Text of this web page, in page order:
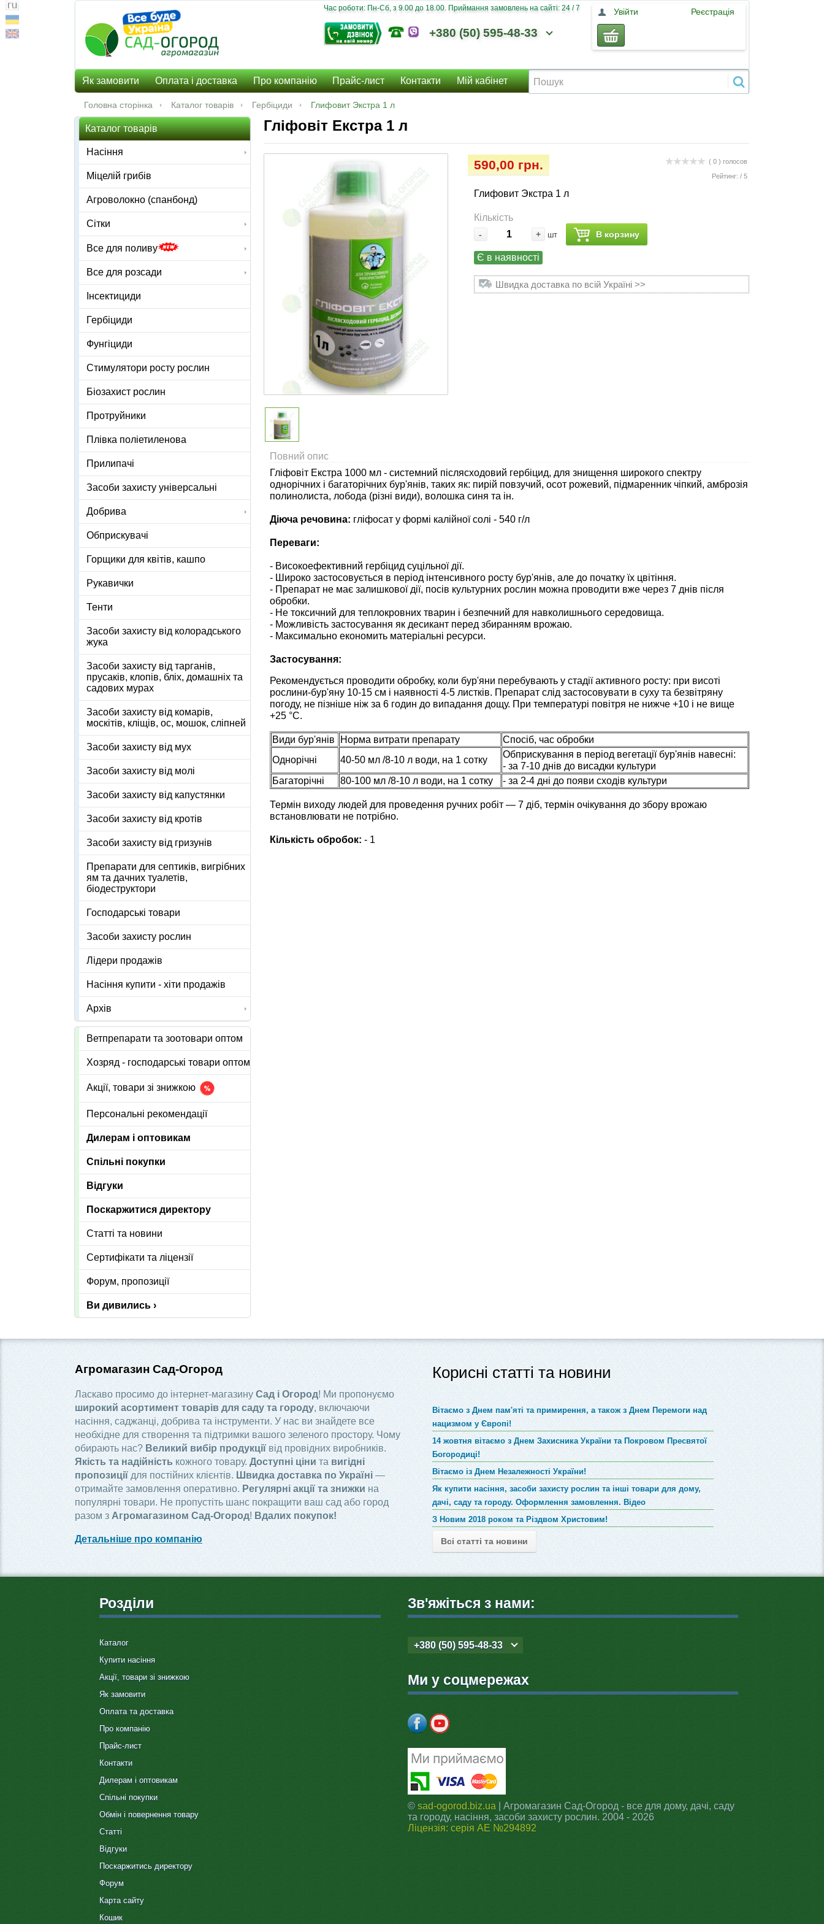
Час роботи: Пн-Сб, з 9.00 до 18.00. Приймання замовлень на сайті: 24 / 7
+380 (50) 595-48-33
Увійти Реєстрація
Як замовити Оплата і доставка Про компанію Прайс-лист Контакти Мій кабінет
Головна сторінка Каталог товарів Гербіциди Глифовит Экстра 1 л
Гліфовіт Екстра 1 л
( 0 ) голосов
Рейтинг: / 5
590,00 грн.
Глифовит Экстра 1 л
Кількість
- + шт В корзину
Є в наявності
Швидка доставка по всій Україні >>
Повний опис
Гліфовіт Екстра 1000 мл - системний післясходовий гербіцид, для знищення широкого спектру
однорічних і багаторічних бур'янів, таких як: пирій повзучий, осот рожевий, підмаренник чіпкий, амброзія
полинолиста, лобода (різні види), волошка синя та ін.
Діюча речовина: гліфосат у формі калійної солі - 540 г/л
Переваги:
- Високоефективний гербіцид суцільної дії.
- Широко застосовується в період інтенсивного росту бур'янів, але до початку їх цвітіння.
- Препарат не має залишкової дії, посів культурних рослин можна проводити вже через 7 днів після
обробки.
- Не токсичний для теплокровних тварин і безпечний для навколишнього середовища.
- Можливість застосування як десикант перед збиранням врожаю.
- Максимально економить матеріальні ресурси.
Застосування:
Рекомендується проводити обробку, коли бур'яни перебувають у стадії активного росту: при висоті
рослини-бур'яну 10-15 см і наявності 4-5 листків. Препарат слід застосовувати в суху та безвітряну
погоду, не пізніше ніж за 6 годин до випадання дощу. При температурі повітря не нижче +10 і не вище
+25 °С.
Види бур'янів Норма витрати препарату
Спосіб, час обробки
Однорічні
40-50 мл /8-10 л води, на 1 сотку
Обприскування в період вегетації бур'янів навесні:
- за 7-10 днів до висадки культури
Багаторічні
80-100 мл /8-10 л води, на 1 сотку - за 2-4 дні до появи сходів культури
Термін виходу людей для проведення ручних робіт — 7 діб, термін очікування до збору врожаю
встановлювати не потрібно.
Кількість обробок: - 1
Каталог товарів
Насіння
Міцелій грибів
Агроволокно (спанбонд)
Сітки
Все для поливу
Все для розсади
Інсектициди
Гербіциди
Фунгіциди
Стимулятори росту рослин
Біозахист рослин
Протруйники
Плівка поліетиленова
Прилипачі
Засоби захисту універсальні
Добрива
Обприскувачі
Горщики для квітів, кашпо
Рукавички
Тенти
Засоби захисту від колорадського
жука
Засоби захисту від тарганів,
прусаків, клопів, бліх, домашніх та
садових мурах
Засоби захисту від комарів,
москітів, кліщів, ос, мошок, сліпней
Засоби захисту від мух
Засоби захисту від молі
Засоби захисту від капустянки
Засоби захисту від кротів
Засоби захисту від гризунів
Препарати для септиків, вигрібних
ям та дачних туалетів,
біодеструктори
Господарські товари
Засоби захисту рослин
Лідери продажів
Насіння купити - хіти продажів
Архів
Ветпрепарати та зоотовари оптом
Хозряд - господарські товари оптом
Акції, товари зі знижкою
Персональні рекомендації
Дилерам і оптовикам
Спільні покупки
Відгуки
Поскаржитися директору
Статті та новини
Сертифікати та ліцензії
Форум, пропозиції
Ви дивились ›
Агромагазин Сад-Огород
Ласкаво просимо до інтернет-магазину Сад і Огород! Ми пропонуємо
широкий асортимент товарів для саду та городу, включаючи
насіння, саджанці, добрива та інструменти. У нас ви знайдете все
необхідне для створення та підтримки вашого зеленого простору. Чому
обирають нас? Великий вибір продукції від провідних виробників.
Якість та надійність кожного товару.Доступні ціни та вигідні
пропозиціїдля постійних клієнтів. Швидка доставка по Україні—
отримайте замовлення оперативно. Регулярні акції та знижки на
популярні товари. Не пропустіть шанс покращити ваш сад або город
разом зАгромагазином Сад-Огород! Вдалих покупок!
Детальніше про компанію
Корисні статті та новини
Вітаємо з Днем пам'яті та примирення, а також з Днем Перемоги над
нацизмом у Європі!
14 жовтня вітаємо з Днем Захисника України та Покровом Пресвятої
Богородиці!
Вітаємо із Днем Незалежності України!
Як купити насіння, засоби захисту рослин та інші товари для дому,
дачі, саду та городу. Оформлення замовлення. Відео
З Новим 2018 роком та Різдвом Христовим!
Всі статті та новини
Розділи
Каталог
Купити насіння
Акції, товари зі знижкою
Як замовити
Оплата та доставка
Про компанію
Прайс-лист
Контакти
Дилерам і оптовикам
Спільні покупки
Обмін і повернення товару
Статті
Відгуки
Поскаржитись директору
Форум
Карта сайту
Кошик
Зв'яжіться з нами:
+380 (50) 595-48-33
Ми у соцмережах
© sad-ogorod.biz.ua | Агромагазин Сад-Огород - все для дому, дачі, саду
та городу, насіння, засоби захисту рослин. 2004 - 2026
Ліцензія: серія АЕ №294892